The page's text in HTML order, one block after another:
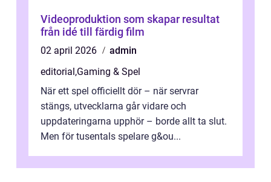
Videoproduktion som skapar resultat
från idé till färdig film
02 april 2026
admin
editorial,Gaming & Spel
När ett spel officiellt dör – när servrar
stängs, utvecklarna går vidare och
uppdateringarna upphör – borde allt ta slut.
Men för tusentals spelare g&ou...